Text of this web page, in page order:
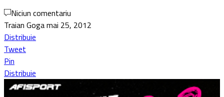
Niciun comentariu
Traian Gogamai 25, 2012
Distribuie
Tweet
Pin
Distribuie